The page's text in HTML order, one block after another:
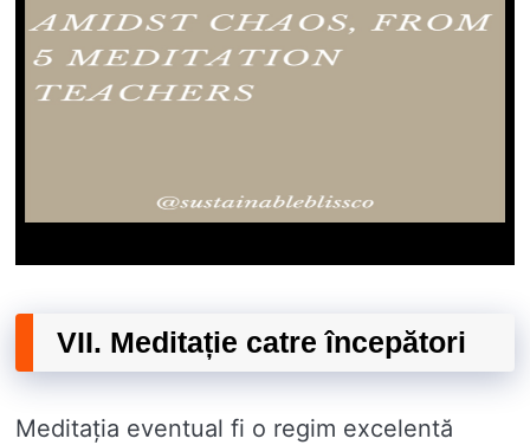
VII. Meditație catre începători
Meditația eventual fi o regim excelentă